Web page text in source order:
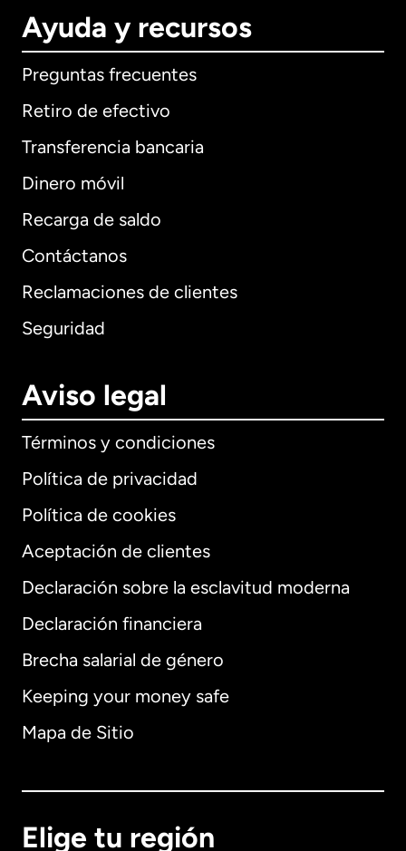
Ayuda y recursos
Preguntas frecuentes
Retiro de efectivo
Transferencia bancaria
Dinero móvil
Recarga de saldo
Contáctanos
Reclamaciones de clientes
Seguridad
Aviso legal
Términos y condiciones
Política de privacidad
Política de cookies
Aceptación de clientes
Declaración sobre la esclavitud moderna
Declaración financiera
Brecha salarial de género
Keeping your money safe
Mapa de Sitio
Elige tu región
Internacional English
Alemania